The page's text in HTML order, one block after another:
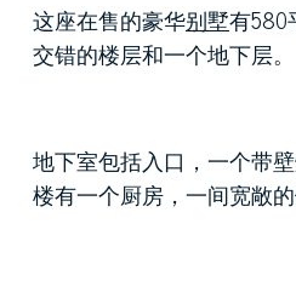
这座在售的豪华别墅有580
交错的楼层和一个地下层。
地下室包括入口，一个带
楼有一个厨房，一间宽敞